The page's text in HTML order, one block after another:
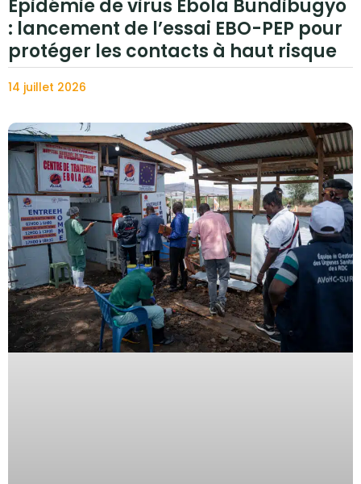
Épidémie de virus Ebola Bundibugyo
: lancement de l’essai EBO-PEP pour
protéger les contacts à haut risque
14 juillet 2026